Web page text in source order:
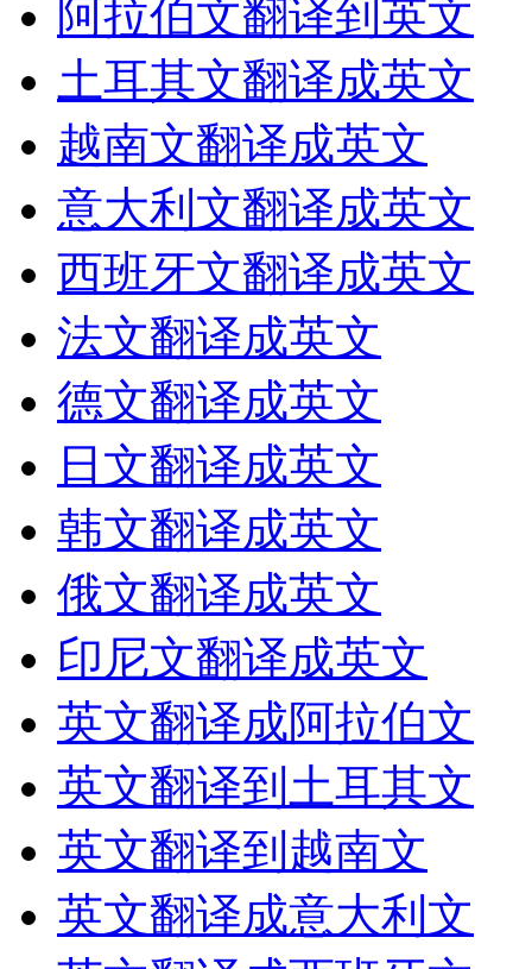
阿拉伯文翻译到英文
土耳其文翻译成英文
越南文翻译成英文
意大利文翻译成英文
西班牙文翻译成英文
法文翻译成英文
德文翻译成英文
日文翻译成英文
韩文翻译成英文
俄文翻译成英文
印尼文翻译成英文
英文翻译成阿拉伯文
英文翻译到土耳其文
英文翻译到越南文
英文翻译成意大利文